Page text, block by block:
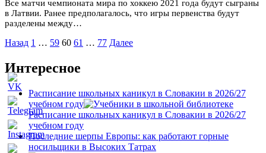
Все матчи чемпионата мира по хоккею 2021 года будут сыграны
в Латвии. Ранее предполагалось, что игры первенства будут
разделены между…
Пагинация
записей
Назад 1 … 59 60 61 … 77 Далее
Интересное
Расписание школьных каникул в Словакии в 2026/27
учебном году
Расписание школьных каникул в Словакии в 2026/27
учебном году
Последние шерпы Европы: как работают горные
носильщики в Высоких Татрах